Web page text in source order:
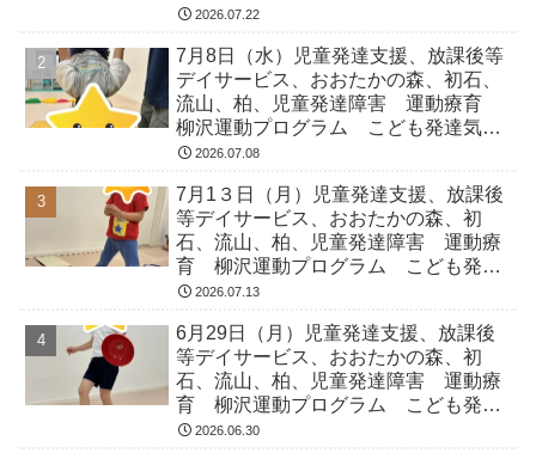
気になる 発達障害 放デイ 自閉
2026.07.22
7月8日（水）児童発達支援、放課後等
デイサービス、おおたかの森、初石、
流山、柏、児童発達障害 運動療育
柳沢運動プログラム こども発達気に
なる 発達障害 放デイ 自閉症
2026.07.08
7月1３日（月）児童発達支援、放課後
等デイサービス、おおたかの森、初
石、流山、柏、児童発達障害 運動療
育 柳沢運動プログラム こども発達
気になる 発達障害 放デイ 自閉
2026.07.13
6月29日（月）児童発達支援、放課後
等デイサービス、おおたかの森、初
石、流山、柏、児童発達障害 運動療
育 柳沢運動プログラム こども発達
気になる 発達障害 放デイ 自閉
2026.06.30